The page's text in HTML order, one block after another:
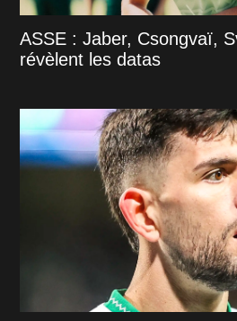
ASSE : Jaber, Csongvaï,
révèlent les datas